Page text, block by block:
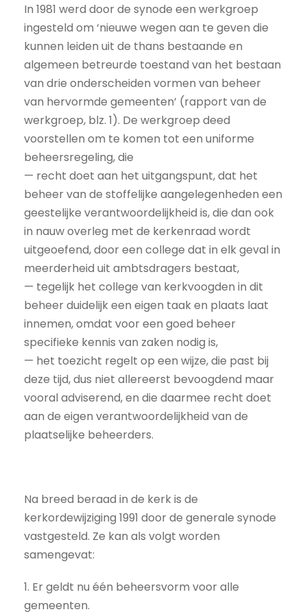
In 1981 werd door de synode een werkgroep
ingesteld om ‘nieuwe wegen aan te geven die
kunnen leiden uit de thans bestaande en
algemeen betreurde toestand van het bestaan
van drie onderscheiden vormen van beheer
van hervormde gemeenten’ (rapport van de
werkgroep, blz. 1). De werkgroep deed
voorstellen om te komen tot een uniforme
beheersregeling, die
— recht doet aan het uitgangspunt, dat het
beheer van de stoffelijke aangelegenheden een
geestelijke verantwoordelijkheid is, die dan ook
in nauw overleg met de kerkenraad wordt
uitgeoefend, door een college dat in elk geval in
meerderheid uit ambtsdragers bestaat,
— tegelijk het college van kerkvoogden in dit
beheer duidelijk een eigen taak en plaats laat
innemen, omdat voor een goed beheer
specifieke kennis van zaken nodig is,
— het toezicht regelt op een wijze, die past bij
deze tijd, dus niet allereerst bevoogdend maar
vooral adviserend, en die daarmee recht doet
aan de eigen verantwoordelijkheid van de
plaatselijke beheerders.
Na breed beraad in de kerk is de
kerkordewijziging 1991 door de generale synode
vastgesteld. Ze kan als volgt worden
samengevat:
1. Er geldt nu één beheersvorm voor alle
gemeenten.